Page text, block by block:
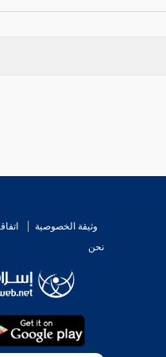
بن عبد الله بن حنطب
وليس بحجة. وقالابن
أول سنة ست وثلاثين ومائةوزياد
وثيقة الخصوصية
نحن